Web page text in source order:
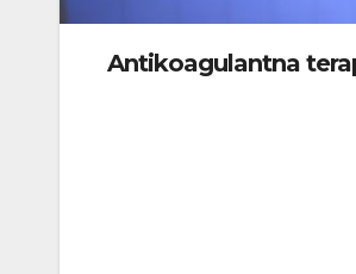
Antikoagulantna